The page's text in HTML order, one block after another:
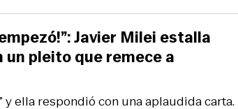
y ella respondió con una aplaudida carta.
Javier Milei estalla
pleito que remece a